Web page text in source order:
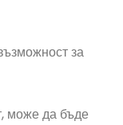
за
може да бъде